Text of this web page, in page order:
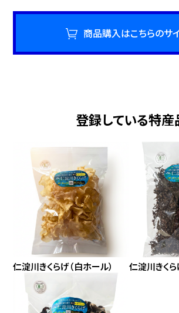
炒め物、スープ、酢の物、サラダ、ラーメン、鍋
幅広くお使いいただけます。
安心して食べてもらえる高知県産きくらげを
現在では、学校給食をはじめ、外食チェーン、量
ど、家庭用から業務用まで幅広くご利用いただ
また、白あらげきくらげは「高知家のうまいも
優秀賞を受賞しました。これからも高知県仁
みと生産者の思いが詰まったきくらげを全国
す。
商品購入はこちらのサ
登録している特産
仁淀川きくらげ（白ホール） 仁淀川きくら